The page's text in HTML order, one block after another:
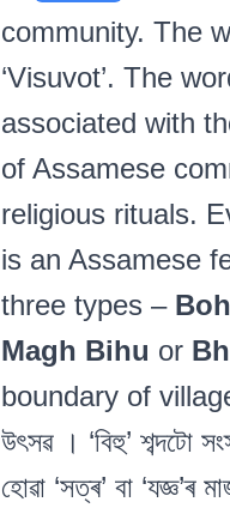
community. The
‘Visuvot’. The
associated with
of Assamese
religious rituals.
is an Assamese
three types –
Magh Bihu or
boundary of
উৎসৱ । ‘বিহু’ শব্দটো
হোৱা ‘সত্ৰ’ বা